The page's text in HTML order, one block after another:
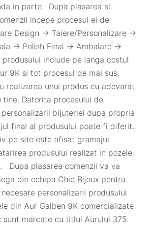
in parte. Dupa plasarea si
incepe procesul ei de
Design -> Taiere/Personalizare ->
-> Polish Final -> Ambalare ->
produsului include pe langa costul
9K si tot procesul de mai sus,
realizarea unui produs cu adevarat
tine. Datorita procesului de
bijuteriei dupa propria
final al produsului poate fi diferit.
pe site este afisat gramajul
produsului realizat in pozele
Dupa plasarea comenzii va va
din echipa Chic Bijoux pentru
personalizarii produsului.
din Aur Galben 9K comercializate
sunt marcate cu titlul Aurului 375.